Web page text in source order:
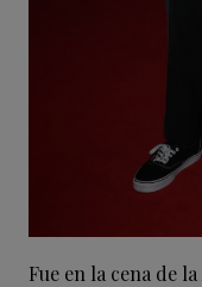
Fue en la cena de la